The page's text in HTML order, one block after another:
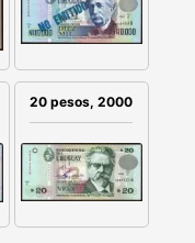
20 pesos, 2000